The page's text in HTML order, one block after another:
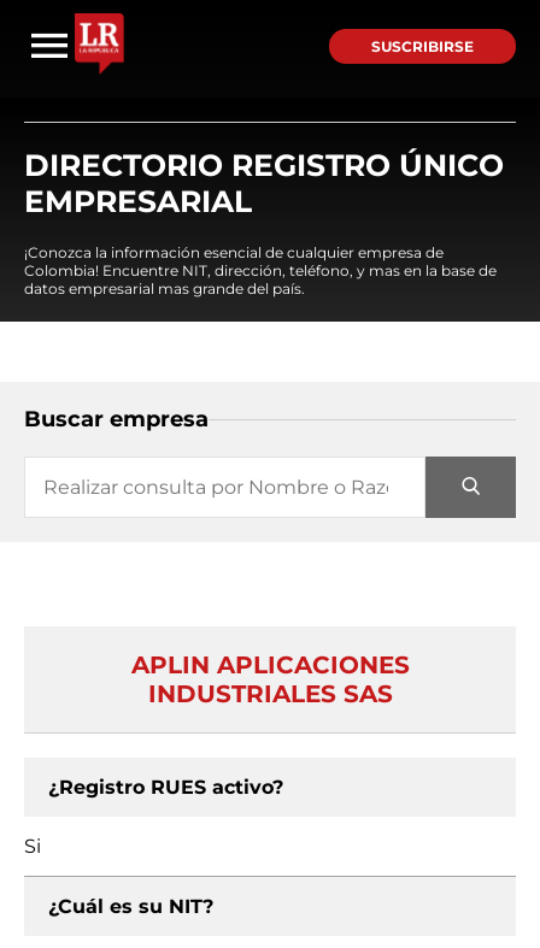
SUSCRIBIRSE
DIRECTORIO REGISTRO ÚNICO
EMPRESARIAL
¡Conozca la información esencial de cualquier empresa de
Colombia! Encuentre NIT, dirección, teléfono, y mas en la base de
datos empresarial mas grande del país.
Buscar empresa
APLIN APLICACIONES
INDUSTRIALES SAS
¿Registro RUES activo?
Si
¿Cuál es su NIT?